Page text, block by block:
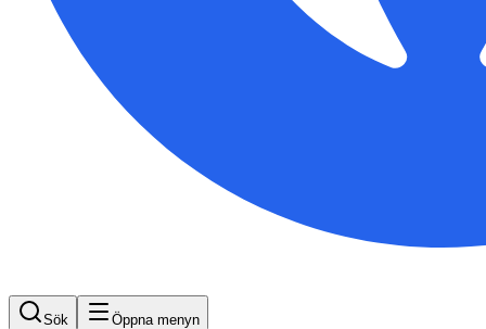
Sök Öppna menyn